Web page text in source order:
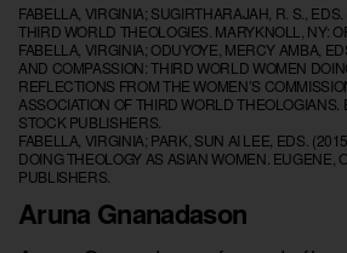
FABELLA, VIRGINIA; SUGIRTHARAJAH, R. S.,
THIRD WORLD THEOLOGIES. MARYKNOLL, NY:
FABELLA, VIRGINIA; ODUYOYE, MERCY AMBA,
AND COMPASSION: THIRD WORLD WOMEN
REFLECTIONS FROM THE WOMEN’S
ASSOCIATION OF THIRD WORLD THEOLOGIANS.
STOCK PUBLISHERS.
FABELLA, VIRGINIA; PARK, SUN AI LEE, EDS.
DOING THEOLOGY AS ASIAN WOMEN. EUGENE,
PUBLISHERS.
Aruna Gnanadason